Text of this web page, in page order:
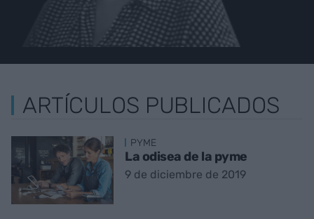
ARTÍCULOS PUBLICADOS
PYME
La odisea de la pyme
9 de diciembre de 2019